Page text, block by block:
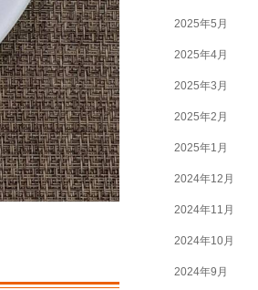
2025年5月
2025年4月
2025年3月
2025年2月
2025年1月
2024年12月
2024年11月
2024年10月
2024年9月